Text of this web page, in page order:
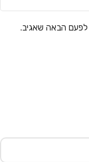
לפעם הבאה שאגיב.